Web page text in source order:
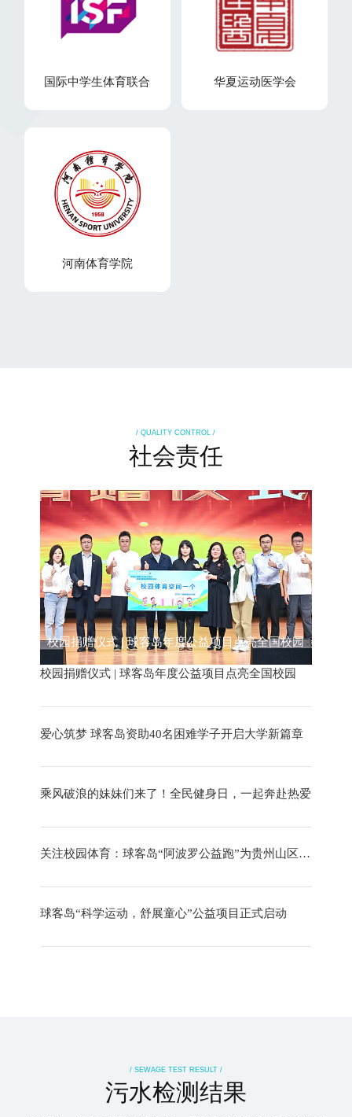
国际中学生体育联合 华夏运动医学会
河南体育学院
/ QUALITY CONTROL /
社会责任
校园捐赠仪式 | 球客岛年度公益项目点亮全国校园
校园捐赠仪式 | 球客岛年度公益项目点亮全国校园
爱心筑梦 球客岛资助40名困难学子开启大学新篇章
乘风破浪的妹妹们来了！全民健身日，一起奔赴热爱
关注校园体育：球客岛“阿波罗公益跑”为贵州山区学校捐赠体育器材
球客岛“科学运动，舒展童心”公益项目正式启动
/ SEWAGE TEST RESULT /
污水检测结果